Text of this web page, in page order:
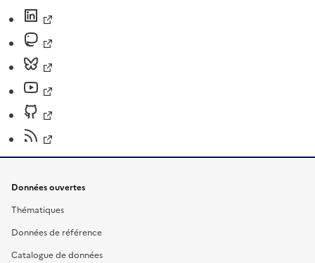
Données ouvertes
Thématiques
Données de référence
Catalogue de données